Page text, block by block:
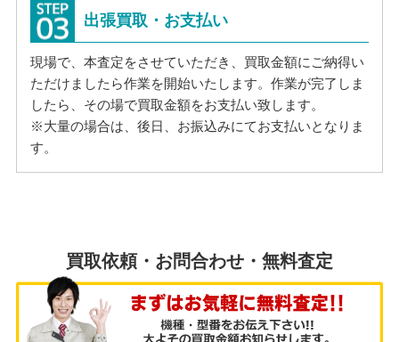
出張買取・お支払い
現場で、本査定をさせていただき、買取金額にご納得い
ただけましたら作業を開始いたします。作業が完了しま
したら、その場で買取金額をお支払い致します。
※大量の場合は、後日、お振込みにてお支払いとなりま
す。
買取依頼・お問合わせ・無料査定